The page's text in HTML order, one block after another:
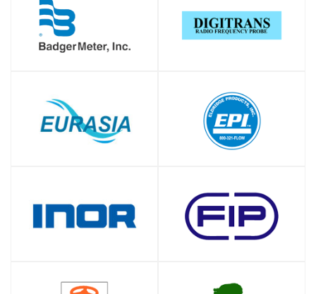
SHOP SHOP
SHOP SHOP
SHOP SHOP